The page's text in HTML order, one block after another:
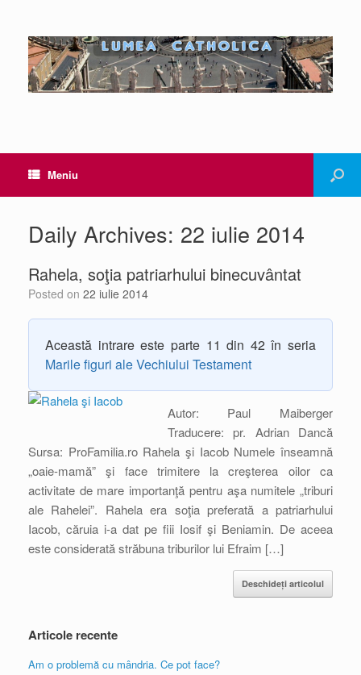
Meniu
Daily Archives: 22 iulie 2014
Rahela, soţia patriarhului binecuvântat
Posted on 22 iulie 2014
Această intrare este parte 11 din 42 în seria
Marile figuri ale Vechiului Testament
Autor: Paul Maiberger
Traducere: pr. Adrian Dancă
Sursa: ProFamilia.ro Rahela şi Iacob Numele înseamnă
„oaie-mamă” şi face trimitere la creşterea oilor ca
activitate de mare importanţă pentru aşa numitele „triburi
ale Rahelei”. Rahela era soţia preferată a patriarhului
Iacob, căruia i-a dat pe fiii Iosif şi Beniamin. De aceea
este considerată străbuna triburilor lui Efraim […]
Deschideți articolul
Articole recente
Am o problemă cu mândria. Ce pot face?